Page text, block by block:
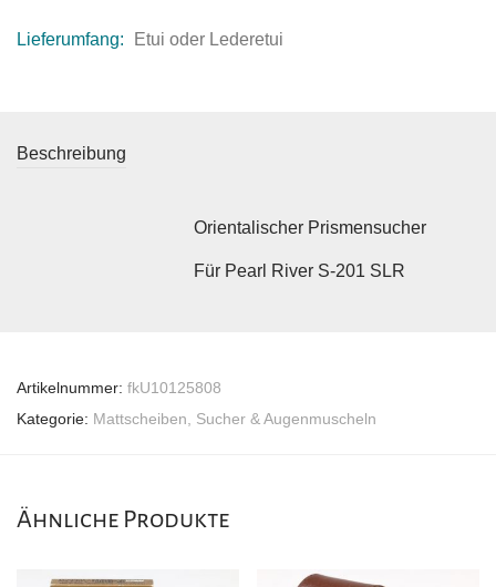
Lieferumfang: Etui oder Lederetui
Beschreibung
Orientalischer Prismensucher
Für Pearl River S-201 SLR
Artikelnummer: fkU10125808
Kategorie: Mattscheiben, Sucher & Augenmuscheln
Ähnliche Produkte